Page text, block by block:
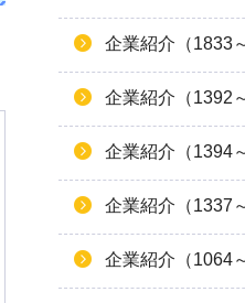
企業紹介（1833
企業紹介（1392
企業紹介（1394
企業紹介（1337
企業紹介（1064